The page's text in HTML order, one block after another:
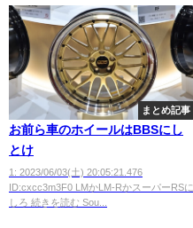
まとめ記事
お前ら車のホイールはBBSにし
とけ
1: 2023/06/03(土) 20:05:21.476
ID:cxcc3m3F0 LMかLM-RかスーパーRSに
しろ 続きを読む Sou...